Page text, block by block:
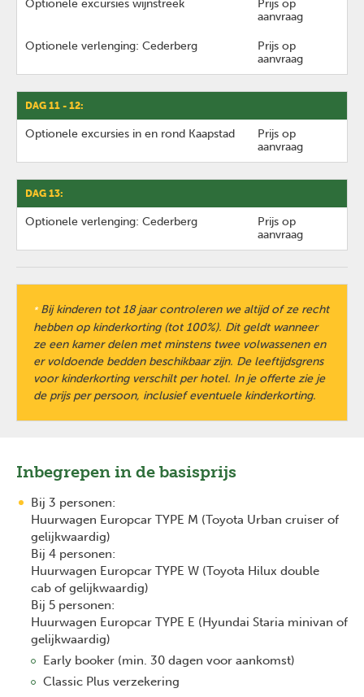
Optionele excursies wijnstreek
Prijs op
aanvraag
Optionele verlenging: Cederberg
Prijs op
aanvraag
DAG 11 - 12:
Optionele excursies in en rond Kaapstad
Prijs op
aanvraag
DAG 13:
Optionele verlenging: Cederberg
Prijs op
aanvraag
*Bij kinderen tot 18 jaar controleren we altijd of ze recht
hebben op kinderkorting (tot 100%). Dit geldt wanneer
ze een kamer delen met minstens twee volwassenen en
er voldoende bedden beschikbaar zijn. De leeftijdsgrens
voor kinderkorting verschilt per hotel. In je offerte zie je
de prijs per persoon, inclusief eventuele kinderkorting.
Inbegrepen in de basisprijs
Bij 3 personen:
Huurwagen Europcar TYPE M (Toyota Urban cruiser of
gelijkwaardig)
Bij 4 personen:
Huurwagen Europcar TYPE W (Toyota Hilux double
cab of gelijkwaardig)
Bij 5 personen:
Huurwagen Europcar TYPE E (Hyundai Staria minivan of
gelijkwaardig)
Early booker (min. 30 dagen voor aankomst)
Classic Plus verzekering